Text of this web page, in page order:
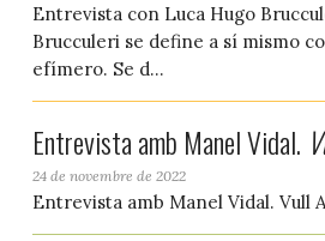
Entrevista con Luca Hugo
Brucculeri se define a sí mismo
efímero. Se d...
Entrevista amb Manel Vidal.
24 de novembre de 2022
Entrevista amb Manel Vidal. Vull